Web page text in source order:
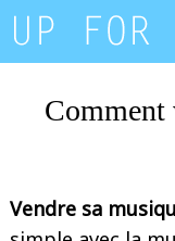
Skip
to
Comment
Vendre sa